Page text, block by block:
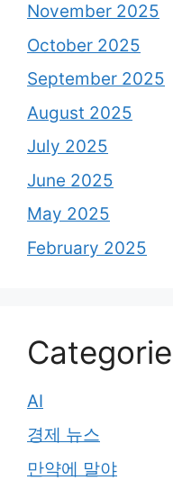
November 2025
October 2025
September 2025
August 2025
July 2025
June 2025
May 2025
February 2025
AI
경제 뉴스
만약에 말야